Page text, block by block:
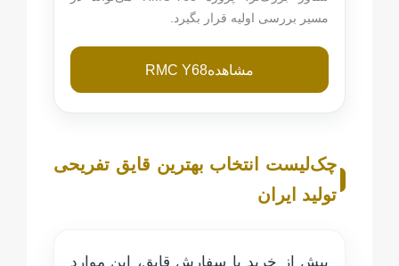
مسیر بررسی اولیه قرار بگیرد.
مشاهدهRMC Y68
چک‌لیست انتخاب بهترین قایق تفریحی
تولید ایران
پیش از خرید یا سفارش قایق، این موارد